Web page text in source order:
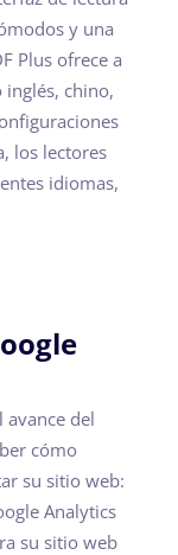
y una
Plus ofrece a
chino,
los lectores
idiomas,
avance del
cómo
su sitio web:
Analytics
su sitio web